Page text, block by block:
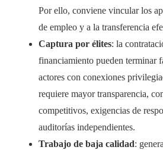
Por ello, conviene vincular los
de empleo y a la transferencia
Captura por élites: la
financiamiento pueden terminar
actores con conexiones
requiere mayor transparencia,
competitivos, exigencias de
auditorías independientes.
Trabajo de baja calidad: